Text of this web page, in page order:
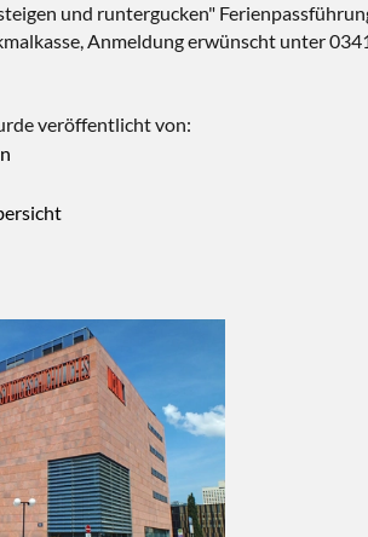
und runtergucken"
Anmeldung erwünscht unter
veröffentlicht von: